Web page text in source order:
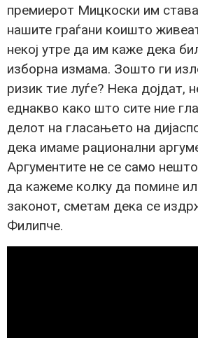
премиерот Мицкоски им
нашите граѓани коишто
некој утре да им каже дека
изборна измама. Зошто ги
ризик тие луѓе? Нека дојдат,
еднакво како што сите ние
делот на гласањето на
дека имаме рационални
Аргументите не се само
да кажеме колку да помине
законот, сметам дека се
Филипче.